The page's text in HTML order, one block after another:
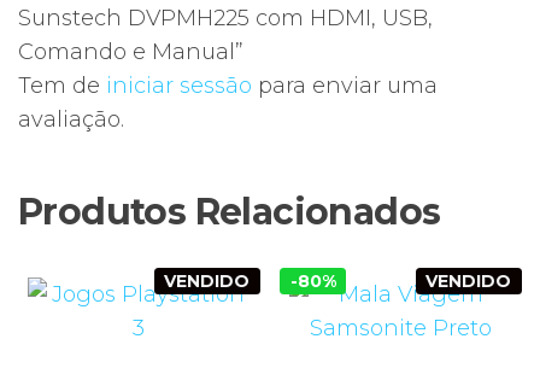
Sunstech DVPMH225 com HDMI, USB,
Comando e Manual”
Tem de iniciar sessão para enviar uma
avaliação.
Produtos Relacionados
VENDIDO -80% VENDIDO